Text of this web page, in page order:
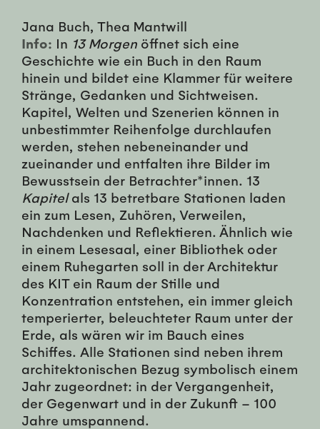
Jana Buch, Thea Mantwill
Info: In 13 Morgen öffnet sich eine
Geschichte wie ein Buch in den Raum
hinein und bildet eine Klammer für weitere
Stränge, Gedanken und Sichtweisen.
Kapitel, Welten und Szenerien können in
unbestimmter Reihenfolge durchlaufen
werden, stehen nebeneinander und
zueinander und entfalten ihre Bilder im
Bewusstsein der Betrachter*innen. 13
Kapitelals 13 betretbare Stationen laden
ein zum Lesen, Zuhören, Verweilen,
Nachdenken und Reflektieren. Ähnlich wie
in einem Lesesaal, einer Bibliothek oder
einem Ruhegarten soll in der Architektur
des KIT ein Raum der Stille und
Konzentration entstehen, ein immer gleich
temperierter, beleuchteter Raum unter der
Erde, als wären wir im Bauch eines
Schiffes. Alle Stationen sind neben ihrem
architektonischen Bezug symbolisch einem
Jahr zugeordnet: in der Vergangenheit,
der Gegenwart und in der Zukunft – 100
Jahre umspannend.